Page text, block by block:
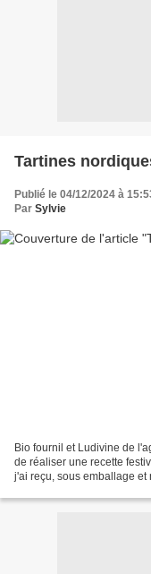
Tartines
Publié le 04/12/2024 à
Par Sylvie
Bio fournil et Ludivine de
de réaliser une recette
j'ai reçu, sous emballage et